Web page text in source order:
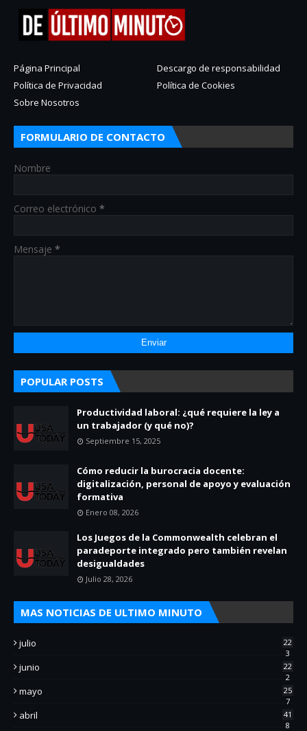
Página Principal
Descargo de responsabilidad
Política de Privacidad
Política de Cookies
Sobre Nosotros
FORMULARIO DE CONTACTO
Nombre
Correo electrónico *
Mensaje *
POPULAR POSTS
Productividad laboral: ¿qué requiere la ley a
un trabajador (y qué no)?
Septiembre 15, 2025
Cómo reducir la burocracia docente:
digitalización, personal de apoyo y evaluación
formativa
Enero 08, 2026
Los Juegos de la Commonwealth celebran el
paradeporte integrado pero también revelan
desigualdades
Julio 28, 2026
MAS NOTICIAS DE ULTIMO MINUTO
julio
22
3
junio
22
2
mayo
25
7
abril
41
8